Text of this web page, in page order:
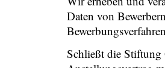
Daten von
Schließt die Stiftung